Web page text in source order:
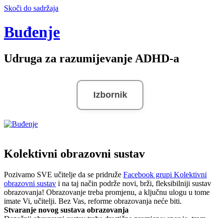
Skoči do sadržaja
Buđenje
Udruga za razumijevanje ADHD-a
Izbornik
Kolektivni obrazovni sustav
Pozivamo SVE učitelje da se pridruže Facebook grupi Kolektivni
obrazovni sustav i na taj način podrže novi, brži, fleksibilniji sustav
obrazovanja! Obrazovanje treba promjenu, a ključnu ulogu u tome
imate Vi, učitelji. Bez Vas, reforme obrazovanja neće biti.
Stvaranje novog sustava obrazovanja